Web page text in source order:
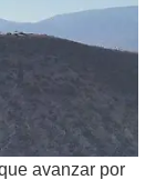
avanzar por